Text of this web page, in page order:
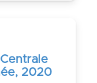
2020